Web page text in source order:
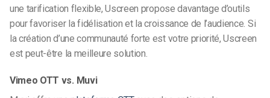
une tarification flexible, Uscreen propose davantage d’outils
pour favoriser la fidélisation et la croissance de l’audience. Si
la création d’une communauté forte est votre priorité, Uscreen
est peut-être la meilleure solution.
Vimeo OTT vs. Muvi